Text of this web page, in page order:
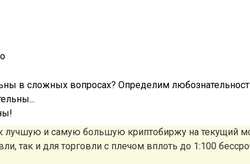
в сложных вопросах? Определим
лучшую и самую большую криптобиржу на текущий
так и для торговли с плечом вплоть до 1:100